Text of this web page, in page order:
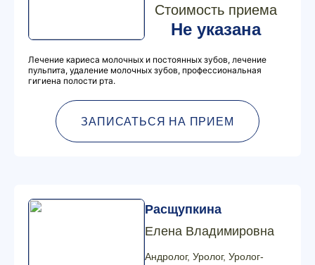
Стоимость приема
Не указана
Лечение кариеса молочных и постоянных зубов, лечение
пульпита, удаление молочных зубов, профессиональная
гигиена полости рта.
ЗАПИСАТЬСЯ НА ПРИЕМ
Расщупкина
Елена Владимировна
Андролог, Уролог, Уролог-